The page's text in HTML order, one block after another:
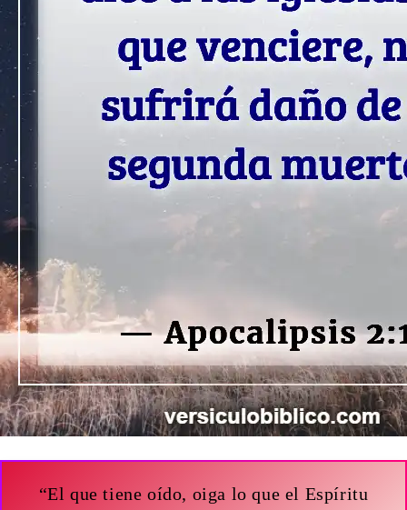
“El que tiene oído, oiga lo que el Espíritu